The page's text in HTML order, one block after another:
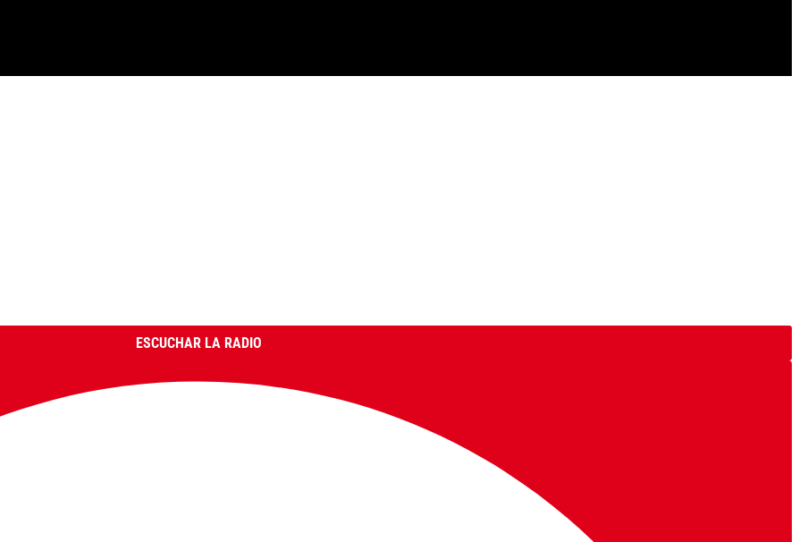
ESCUCHAR LA RADIO